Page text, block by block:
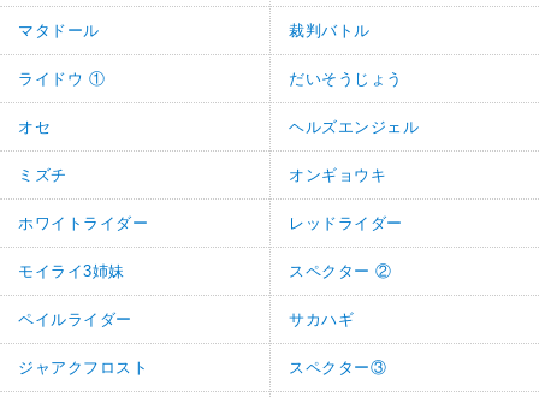
マタドール 裁判バトル
ライドウ ① だいそうじょう
オセ ヘルズエンジェル
ミズチ オンギョウキ
ホワイトライダー レッドライダー
モイライ3姉妹 スペクター ②
ペイルライダー サカハギ
ジャアクフロスト スペクター③